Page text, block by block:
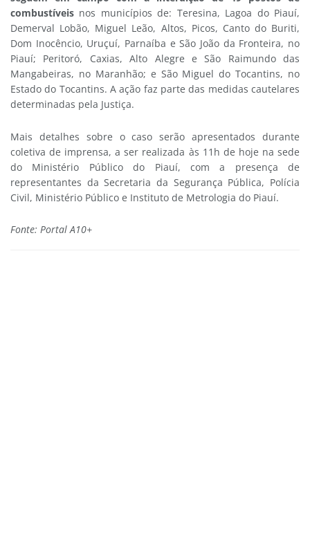
combustíveis nos municípios de: Teresina, Lagoa do Piauí,
Demerval Lobão, Miguel Leão, Altos, Picos, Canto do Buriti,
Dom Inocêncio, Uruçuí, Parnaíba e São João da Fronteira, no
Piauí; Peritoró, Caxias, Alto Alegre e São Raimundo das
Mangabeiras, no Maranhão; e São Miguel do Tocantins, no
Estado do Tocantins. A ação faz parte das medidas cautelares
determinadas pela Justiça.
Mais detalhes sobre o caso serão apresentados durante
coletiva de imprensa, a ser realizada às 11h de hoje na sede
do Ministério Público do Piauí, com a presença de
representantes da Secretaria da Segurança Pública, Polícia
Civil, Ministério Público e Instituto de Metrologia do Piauí.
Fonte: Portal A10+